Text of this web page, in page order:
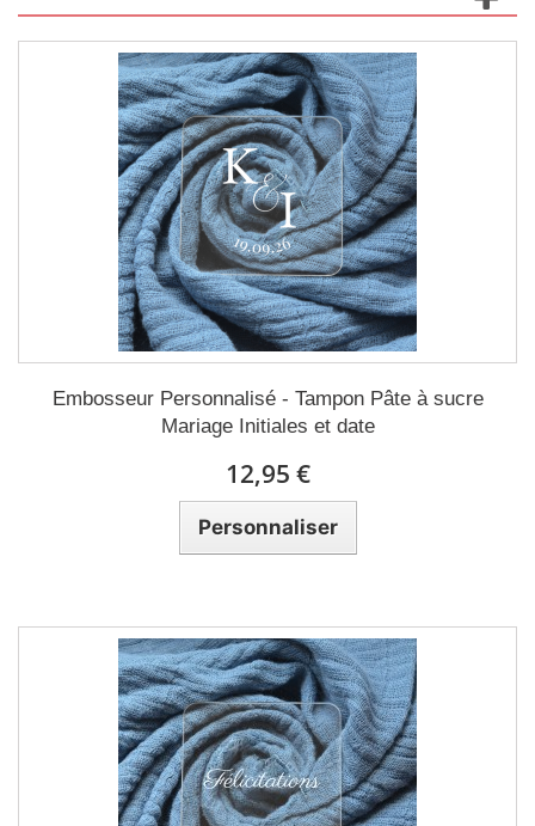
Embosseur Personnalisé - Tampon Pâte à sucre
Mariage Initiales et date
12,95 €
Personnaliser